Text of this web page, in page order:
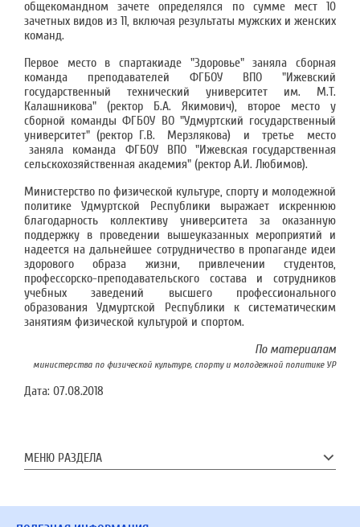
общекомандном зачете определялся по сумме мест 10
зачетных видов из 11, включая результаты мужских и женских
команд.
Первое место в спартакиаде "Здоровье" заняла сборная
команда преподавателей ФГБОУ ВПО "Ижевский
государственный технический университет им. М.Т.
Калашникова" (ректор Б.А. Якимович), второе место у
сборной команды ФГБОУ ВО "Удмуртский государственный
университет" (ректор Г.В. Мерзлякова) и третье место
заняла команда ФГБОУ ВПО "Ижевская государственная
сельскохозяйственная академия" (ректор А.И. Любимов).
Министерство по физической культуре, спорту и молодежной
политике Удмуртской Республики выражает искреннюю
благодарность коллективу университета за оказанную
поддержку в проведении вышеуказанных мероприятий и
надеется на дальнейшее сотрудничество в пропаганде идеи
здорового образа жизни, привлечении студентов,
профессорско-преподавательского состава и сотрудников
учебных заведений высшего профессионального
образования Удмуртской Республики к систематическим
занятиям физической культурой и спортом.
По материалам
министерства по физической культуре, спорту и молодежной политике УР
Дата: 07.08.2018
МЕНЮ РАЗДЕЛА